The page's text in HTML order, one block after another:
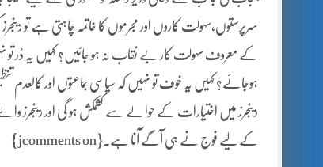
سرپرستوں،سہولت کاروں اور مجرموں کا خاتمہ چاہتی ہے تو
کے معروف سہولت کار بے نقاب نہ ہو جائیں؟ کہیں یہ ڈر تو
ہوجائے؟ کہیں یہ خوف تو نہیں کہ سیاسی جماعتوں اور
رینجرز میں اختیارات کے حوالے سے کشمکش ہو گی اور رینجرز
کے لیے فوج نے ہی آگے آنا ہے۔{jcomments on}